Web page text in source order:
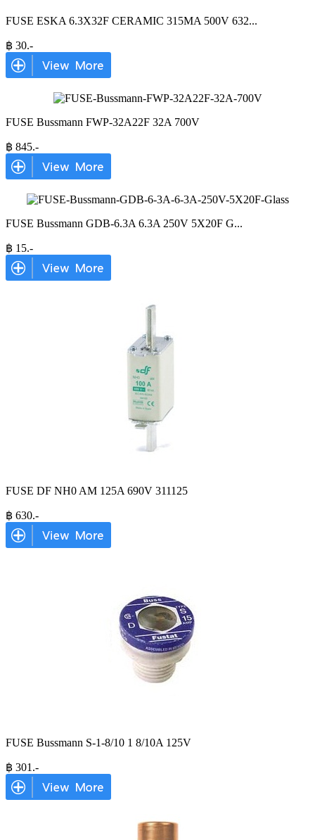
FUSE ESKA 6.3X32F CERAMIC 315MA 500V 632...
฿ 30.-
FUSE Bussmann FWP-32A22F 32A 700V
฿ 845.-
FUSE Bussmann GDB-6.3A 6.3A 250V 5X20F G...
฿ 15.-
FUSE DF NH0 AM 125A 690V 311125
฿ 630.-
FUSE Bussmann S-1-8/10 1 8/10A 125V
฿ 301 .-